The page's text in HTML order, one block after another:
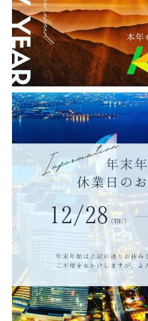
Pocket
関連記事
大阪府 堺市の格安・安いレンタ
カーなら「24レンタカー堺三国
2023-08-28
横浜市 旭区の格安・安いレンタ
カーなら「24レンタカー横浜旭鶴
福岡県柳川市の格安・安いレン
タカーなら「24レンタカー西鉄柳
2023-08-28
北海道 帯広駅前の格安・安いレ
間レンタカーなら「24レンタカー
2023-08-28